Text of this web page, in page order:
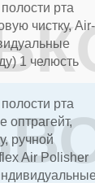
рта
чистку, Air-
1 челюсть
рта
оптрагейт,
ручной
Air Polisher